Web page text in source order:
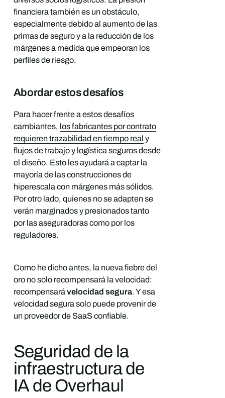
financiera también es un obstáculo,
especialmente debido al aumento de las
primas de seguro y a la reducción de los
márgenes a medida que empeoran los
perfiles de riesgo.
Abordar estos desafíos
Para hacer frente a estos desafíos
cambiantes, los fabricantes por contrato
requieren trazabilidad en tiempo real y
flujos de trabajo y logística seguros desde
el diseño. Esto les ayudará a captar la
mayoría de las construcciones de
hiperescala con márgenes más sólidos.
Por otro lado, quienes no se adapten se
verán marginados y presionados tanto
por las aseguradoras como por los
reguladores.
Como he dicho antes, la nueva fiebre del
oro no solo recompensará la velocidad:
recompensará velocidad segura. Y esa
velocidad segura solo puede provenir de
un proveedor de SaaS confiable.
Seguridad de la
infraestructura de
IA de Overhaul